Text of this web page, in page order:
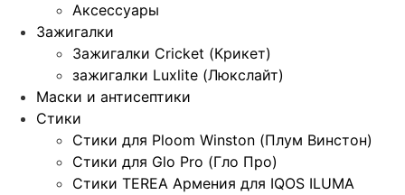
Аксессуары
Зажигалки
Зажигалки Cricket (Крикет)
зажигалки Luxlite (Люкслайт)
Маски и антисептики
Стики
Стики для Ploom Winston (Плум Винстон)
Стики для Glo Pro (Гло Про)
Стики TEREA Армения для IQOS ILUMA